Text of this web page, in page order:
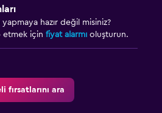
hazır değil misiniz?
etmek için fiyat alarmı oluşturun.
fırsatlarını ara